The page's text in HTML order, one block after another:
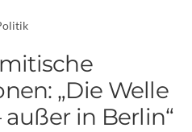
„Die Welle
in Berlin“